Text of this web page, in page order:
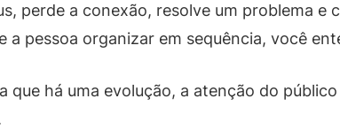
perde a conexão, resolve um problema e
pessoa organizar em sequência, você
há uma evolução, a atenção do